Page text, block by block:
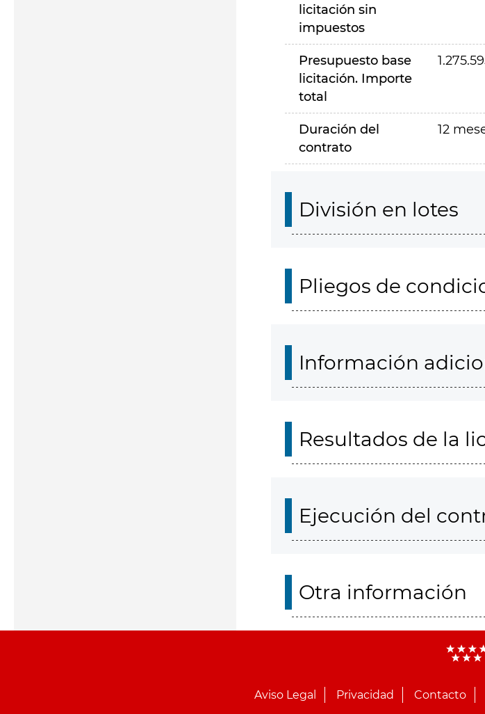
licitación sin
impuestos
Presupuesto base
licitación. Importe
total
Duración del
contrato
12
División en lotes
Pliegos de
Información
Resultados de la
Ejecución del
Otra información
Aviso Legal Privacidad Contacto